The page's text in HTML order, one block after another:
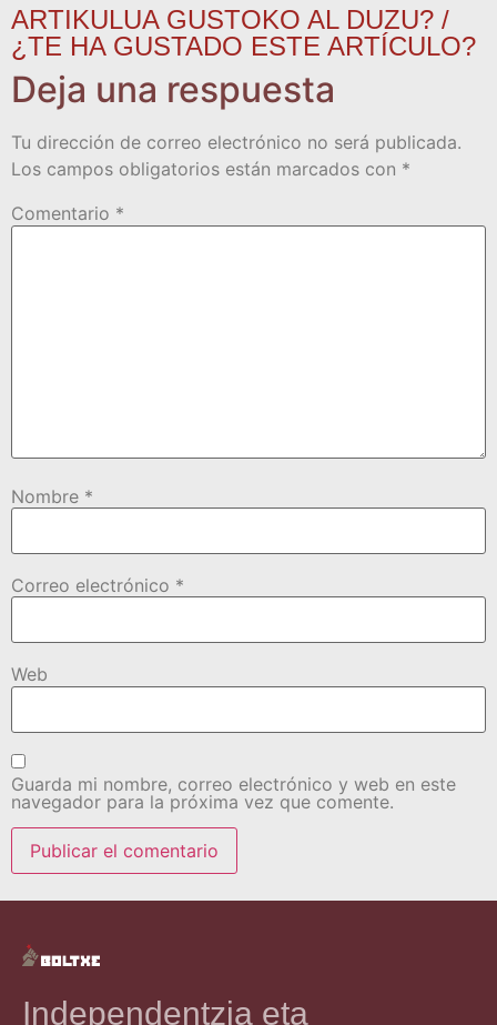
ARTIKULUA GUSTOKO AL DUZU? /
¿TE HA GUSTADO ESTE ARTÍCULO?
Deja una respuesta
Tu dirección de correo electrónico no será publicada.
Los campos obligatorios están marcados con *
Comentario *
Nombre *
Correo electrónico *
Web
Guarda mi nombre, correo electrónico y web en este
navegador para la próxima vez que comente.
Independentzia eta